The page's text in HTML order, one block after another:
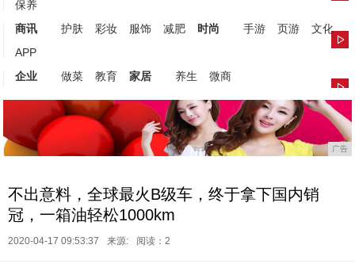
保养
商讯
护肤 彩妆 服饰 减肥 时尚 手游 页游
文化
APP
企业
做菜 教育 家居 养生 微商
广告
不出意料，全球最火B级车，终于拿下国内销
冠，一箱油轻松1000km
2020-04-17 09:53:37 来源: 阅读：2